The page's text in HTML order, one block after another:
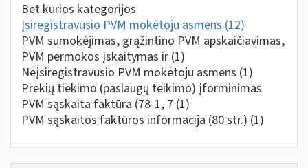
Bet kurios kategorijos
Įsiregistravusio PVM mokėtoju asmens (12)
PVM sumokėjimas, grąžintino PVM apskaičiavimas,
PVM permokos įskaitymas ir (1)
Neįsiregistravusio PVM mokėtoju asmens (1)
Prekių tiekimo (paslaugų teikimo) įforminimas
PVM sąskaita faktūra (78-1, 7 (1)
PVM sąskaitos faktūros informacija (80 str.) (1)